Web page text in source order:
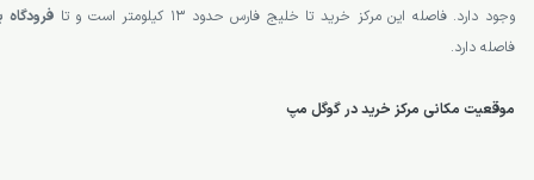
وجود دارد. فاصله این مرکز خرید تا خلیج فارس حدود 13 کیلومتر است و تا
فاصله دارد.
موقعیت مکانی مرکز خرید در گوگل مپ